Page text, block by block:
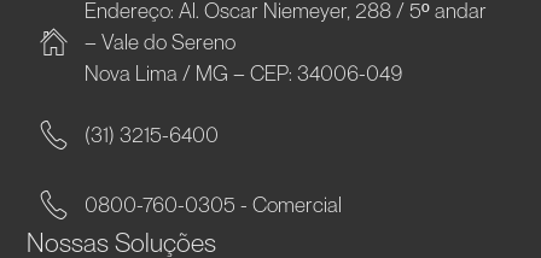
Endereço: Al. Oscar Niemeyer, 288 / 5º andar
– Vale do Sereno
Nova Lima / MG – CEP: 34006-049
(31) 3215-6400
0800-760-0305 - Comercial
Nossas Soluções